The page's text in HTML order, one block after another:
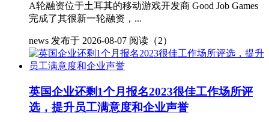
A轮融资位于土耳其的移动游戏开发商 Good Job Games
完成了其很新一轮融资，...
news 发布于 2026-08-07 阅读（2）
英国企业还剩1个月报名2023很佳工作场所评
选，提升员工满意度和企业声誉